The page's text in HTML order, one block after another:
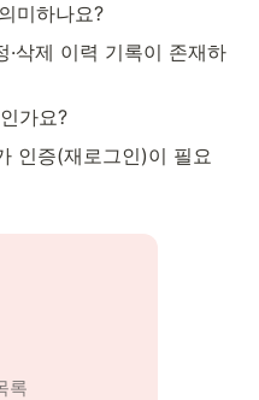
미하나요?
·삭제 이력 기록이 존재하
가요?
인증(재로그인)이 필요
록